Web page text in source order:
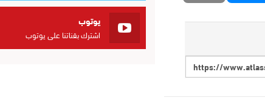
يوتوب
اشترك بقناتنا على يوتوب